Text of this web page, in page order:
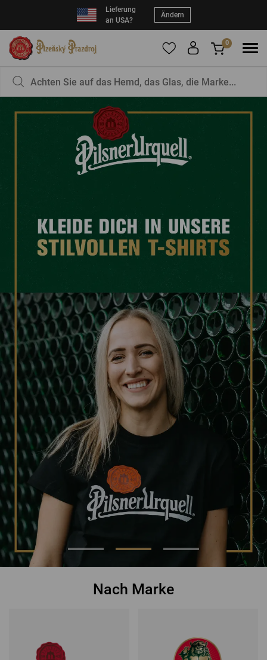
Lieferung
an USA?
Ändern
registrieren Sie sichbitte.
EINLOGGEN
Vergessenes Passwort Neue Registrierung
ANMELDUNG ÜBER FACEBOOK
ANMELDUNG ÜBER GOOGLE
ANMELDUNG ÜBER APPLE
0
Nach Marke